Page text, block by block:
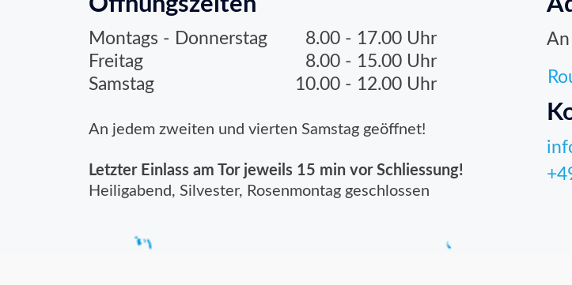
Montags - Donnerstag
Freitag
Samstag
8.00 - 17.00 Uhr
8.00 - 15.00 Uhr
10.00 - 12.00 Uhr
An jedem zweiten und vierten Samstag geöffnet!
Letzter Einlass am Tor jeweils 15 min vor Schliessung!
Heiligabend, Silvester, Rosenmontag geschlossen
An